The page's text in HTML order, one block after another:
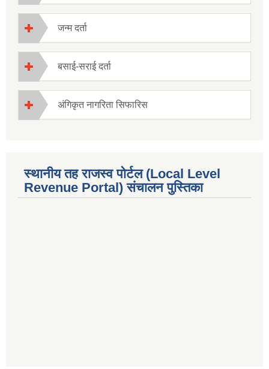
जन्म दर्ता
बसाई-सराई दर्ता
अंगिकृत नागरिता सिफारिस
स्थानीय तह राजस्व पोर्टल (Local Level
Revenue Portal) संचालन पुस्तिका